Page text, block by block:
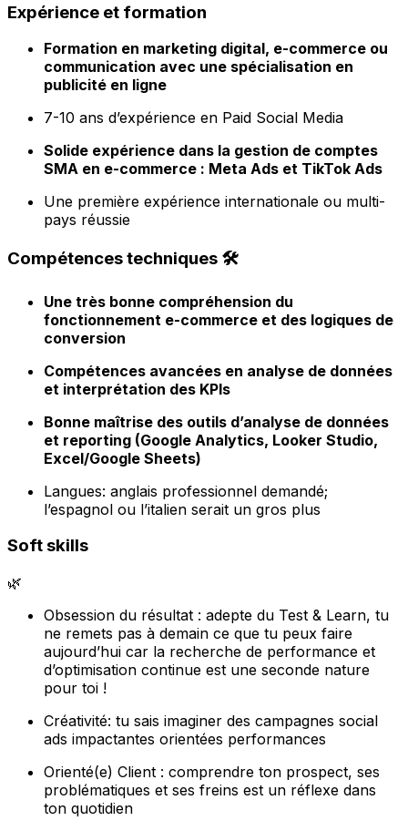
Expérience et formation
Formation en marketing digital, e-commerce ou
communication avec une spécialisation en
publicité en ligne
7-10 ans d’expérience en Paid Social Media
Solide expérience dans la gestion de comptes
SMA en e-commerce : Meta Ads et TikTok Ads
Une première expérience internationale ou multi-
pays réussie
Compétences techniques 🛠️
Une très bonne compréhension du
fonctionnement e-commerce et des logiques de
conversion
Compétences avancées en analyse de données
et interprétation des KPIs
Bonne maîtrise des outils d’analyse de données
et reporting (Google Analytics, Looker Studio,
Excel/Google Sheets)
Langues: anglais professionnel demandé;
l’espagnol ou l’italien serait un gros plus
Soft skills
🌿
Obsession du résultat : adepte du Test & Learn, tu
ne remets pas à demain ce que tu peux faire
aujourd’hui car la recherche de performance et
d’optimisation continue est une seconde nature
pour toi !
Créativité: tu sais imaginer des campagnes social
ads impactantes orientées performances
Orienté(e) Client : comprendre ton prospect, ses
problématiques et ses freins est un réflexe dans
ton quotidien